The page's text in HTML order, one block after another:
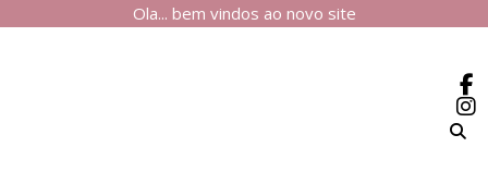
Ola... bem vindos ao novo site